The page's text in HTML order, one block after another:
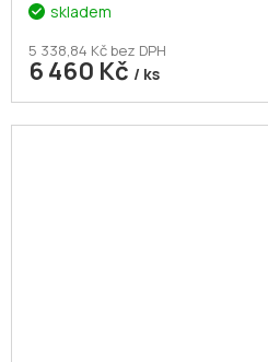
skladem
5 338,84 Kč bez DPH
6 460 Kč / ks